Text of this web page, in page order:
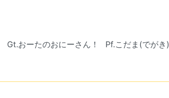
Gt.おーたのおにーさん！ Pf.こだま(でがき)